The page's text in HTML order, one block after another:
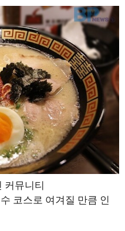
커뮤니티
코스로 여겨질 만큼 인